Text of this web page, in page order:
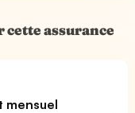
assurance
mensuel